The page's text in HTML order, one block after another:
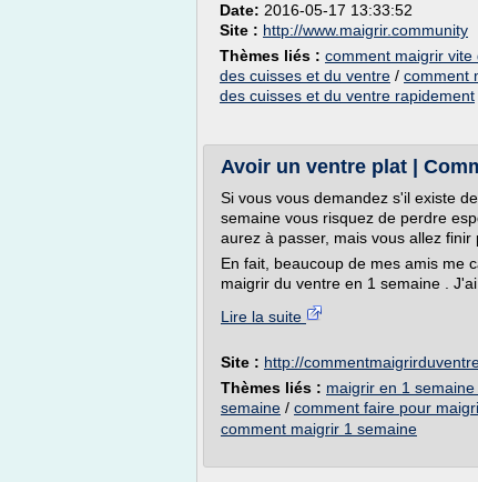
Date: 2016-05-17 13:33:52
Site : http://www.maigrir.community
Thèmes liés : comment maigrir
des cuisses et du ventre / comment
des cuisses et du ventre rapidement
Avoir un ventre plat |
Si vous vous demandez s'il existe
semaine vous risquez de perdre
aurez à passer, mais vous allez
En fait, beaucoup de mes amis me
maigrir du ventre en 1 semaine . J'ai
Lire la suite
Site : http://
Thèmes liés : maigrir en 1
semaine / comment faire pour
comment maigrir 1 semaine